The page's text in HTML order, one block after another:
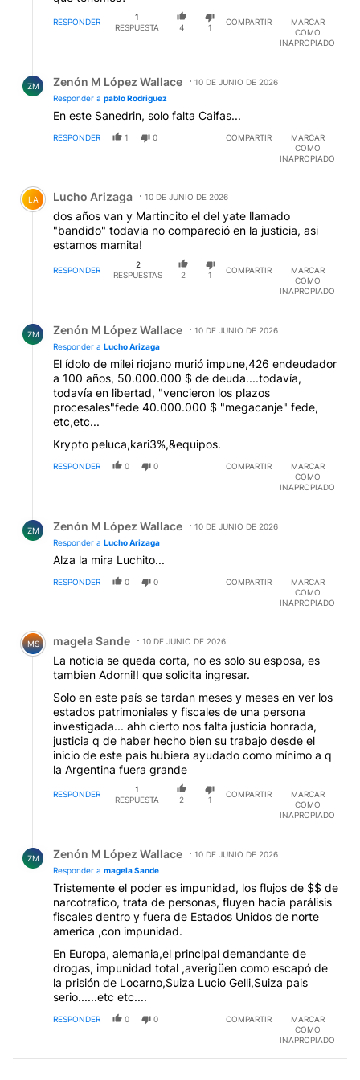
RESPONDER
1
RESPUESTA
4 1
COMPARTIR
MARCAR
COMO
INAPROPIADO
ZM Zenón M López Wallace
10 DE JUNIO DE 2026
Responder a pablo Rodriguez
En este Sanedrin, solo falta Caifas...
RESPONDER 1 0 COMPARTIR
MARCAR
COMO
INAPROPIADO
Comentario de Lucho Arizaga.
LA Lucho Arizaga 10 DE JUNIO DE 2026
dos años van y Martincito el del yate llamado
"bandido" todavia no compareció en la justicia, asi
estamos mamita!
RESPONDER
2
RESPUESTAS
2 1
COMPARTIR
MARCAR
COMO
INAPROPIADO
ZM Zenón M López Wallace
10 DE JUNIO DE 2026
Responder a Lucho Arizaga
El ídolo de milei riojano murió impune,426 endeudador
a 100 años, 50.000.000 $ de deuda....todavía,
todavía en libertad, "vencieron los plazos
procesales"fede 40.000.000 $ "megacanje" fede,
etc,etc...
Krypto peluca,kari3%,&equipos.
RESPONDER 0 0 COMPARTIR
MARCAR
COMO
INAPROPIADO
ZM Zenón M López Wallace
10 DE JUNIO DE 2026
Responder a Lucho Arizaga
Alza la mira Luchito...
RESPONDER 0 0 COMPARTIR
MARCAR
COMO
INAPROPIADO
Comentario de magela Sande.
MS magela Sande 10 DE JUNIO DE 2026
La noticia se queda corta, no es solo su esposa, es
tambien Adorni!! que solicita ingresar.
Solo en este país se tardan meses y meses en ver los
estados patrimoniales y fiscales de una persona
investigada... ahh cierto nos falta justicia honrada,
justicia q de haber hecho bien su trabajo desde el
inicio de este país hubiera ayudado como mínimo a q
la Argentina fuera grande
RESPONDER
1
RESPUESTA
2 1
COMPARTIR
MARCAR
COMO
INAPROPIADO
ZM Zenón M López Wallace
10 DE JUNIO DE 2026
Responder a magela Sande
Tristemente el poder es impunidad, los flujos de $$ de
narcotrafico, trata de personas, fluyen hacia parálisis
fiscales dentro y fuera de Estados Unidos de norte
america ,con impunidad.
En Europa, alemania,el principal demandante de
drogas, impunidad total ,averigüen como escapó de
la prisión de Locarno,Suiza Lucio Gelli,Suiza pais
serio......etc etc....
RESPONDER 0 0 COMPARTIR
MARCAR
COMO
INAPROPIADO